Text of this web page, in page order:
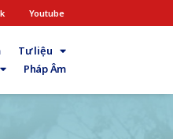
Youtube
Tư liệu
Pháp Âm